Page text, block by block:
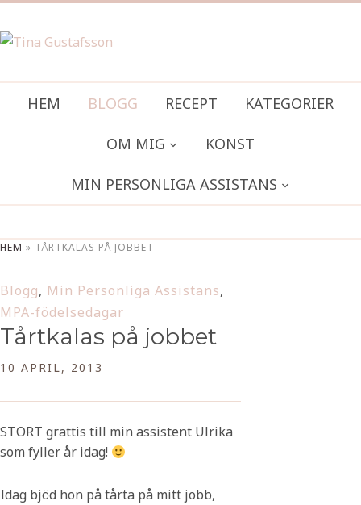
HEM BLOGG RECEPT KATEGORIER
OM MIG KONST
MIN PERSONLIGA ASSISTANS
HEM » TÅRTKALAS PÅ JOBBET
Blogg, Min Personliga Assistans,
MPA-födelsedagar
Tårtkalas på jobbet
10 APRIL, 2013
STORT grattis till min assistent Ulrika
som fyller år idag!
Idag bjöd hon på tårta på mitt jobb,